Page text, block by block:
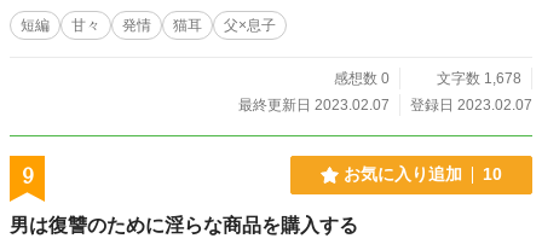
短編 甘々 発情 猫耳 父×息子
感想数 0
文字数 1,678
最終更新日 2023.02.07
登録日 2023.02.07
9 お気に入り追加 10
男は復讐のために淫らな商品を購入する